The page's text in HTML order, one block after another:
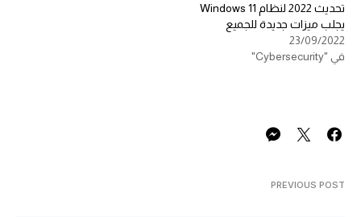
تحديث 2022 لنظام Windows 11
يجلب ميزات جديدة للجميع
23/09/2022
في "Cybersecurity"
PREVIOUS POST